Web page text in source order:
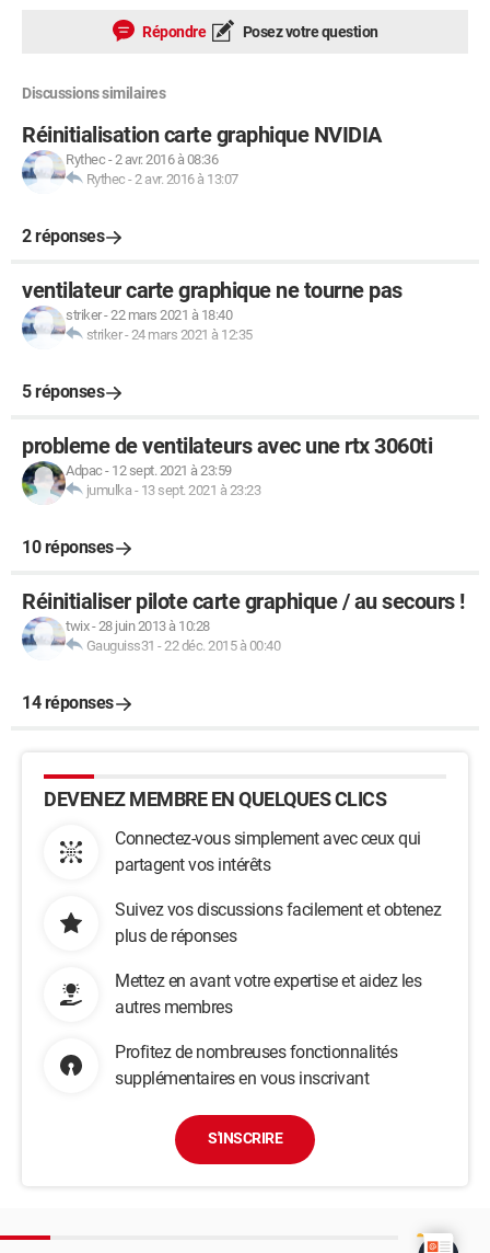
Répondre Posez votre question
Discussions similaires
Réinitialisation carte graphique NVIDIA
Rythec -2 avr. 2016 à 08:36
Rythec -2 avr. 2016 à 13:07
2 réponses
ventilateur carte graphique ne tourne pas
striker-22 mars 2021 à 18:40
striker-24 mars 2021 à 12:35
5 réponses
probleme de ventilateurs avec une rtx 3060ti
Adpac - 12 sept. 2021 à 23:59
jumulka - 13 sept. 2021 à 23:23
10 réponses
Réinitialiser pilote carte graphique / au secours !
twix-28 juin 2013 à 10:28
Gauguiss31 -22 déc. 2015 à 00:40
14 réponses
DEVENEZ MEMBRE EN QUELQUES CLICS
Connectez-vous simplement avec ceux qui
partagent vos intérêts
Suivez vos discussions facilement et obtenez
plus de réponses
Mettez en avant votre expertise et aidez les
autres membres
Profitez de nombreuses fonctionnalités
supplémentaires en vous inscrivant
S'INSCRIRE